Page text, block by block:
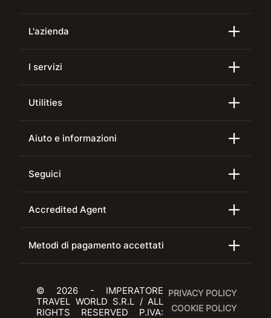
L'azienda
I servizi
Utilities
Aiuto e informazioni
Seguici
Accredited Agent
Metodi di pagamento accettati
© 2026 - IMPERATORE
TRAVEL WORLD S.R.L / ALL
RIGHTS RESERVED P.IVA:
PRIVACY POLICY
COOKIE POLICY